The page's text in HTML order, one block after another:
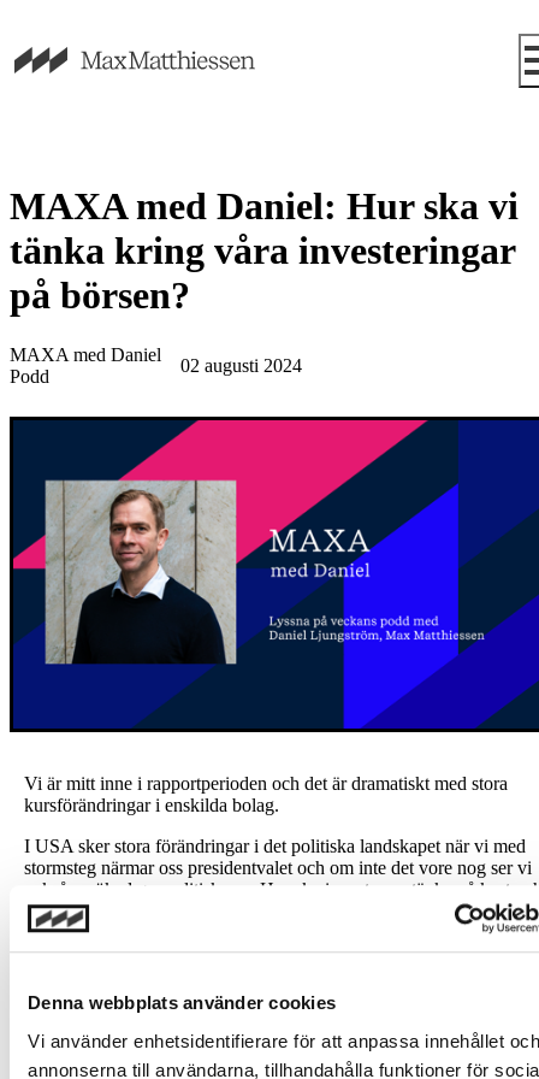
Denna webbplats använder cookies
Vi använder enhetsidentifierare för att anpassa innehållet och
annonserna till användarna, tillhandahålla funktioner för
MAXA med Daniel: Hur ska vi
tänka kring våra investeringar
på börsen?
MAXA med Daniel
Podd
02 augusti 2024
Vi är mitt inne i rapportperioden och det är dramatiskt med stora
kursförändringar i enskilda bolag.
I USA sker stora förändringar i det politiska landskapet när vi med
stormsteg närmar oss presidentvalet och om inte det vore nog ser vi
också en ökad geopolitisk oro. Hur ska investerare tänka på kort
lång sikt? Arne Lundberg, investeringschef på Max Matthiessen,
veckans avsnitt och guidar oss igenom de stora frågorna. Podden
Daniel Ljungström.
Lyssna på podden
Investeringar i finansiella instrument är förknippade med risk och en